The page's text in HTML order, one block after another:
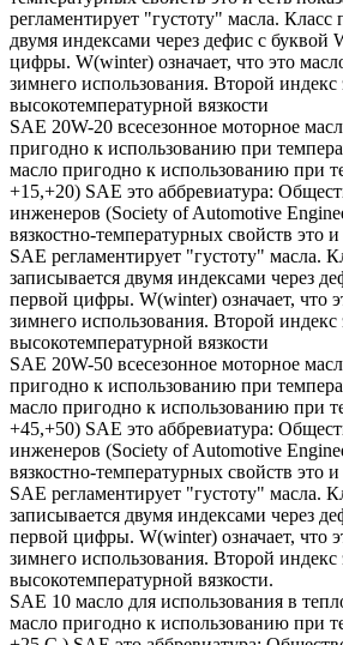
регламентирует "густоту" масла. Класс
двумя индексами через дефис с буквой
цифры. W(winter) означает, что это
зимнего использования. Второй индекс
высокотемпературной вязкости
SAE 20W-20 всесезонное моторное
пригодно к использованию при
масло пригодно к использованию при
+15,+20) SAE это аббревиатура:
инженеров (Society of Automotive
вязкостно-температурных свойств это и
SAE регламентирует "густоту" масла.
записывается двумя индексами через
первой цифры. W(winter) означает, что
зимнего использования. Второй индекс
высокотемпературной вязкости
SAE 20W-50 всесезонное моторное
пригодно к использованию при
масло пригодно к использованию при
+45,+50) SAE это аббревиатура:
инженеров (Society of Automotive
вязкостно-температурных свойств это и
SAE регламентирует "густоту" масла.
записывается двумя индексами через
первой цифры. W(winter) означает, что
зимнего использования. Второй индекс
высокотемпературной вязкости.
SAE 10 масло для использования в
масло пригодно к использованию при